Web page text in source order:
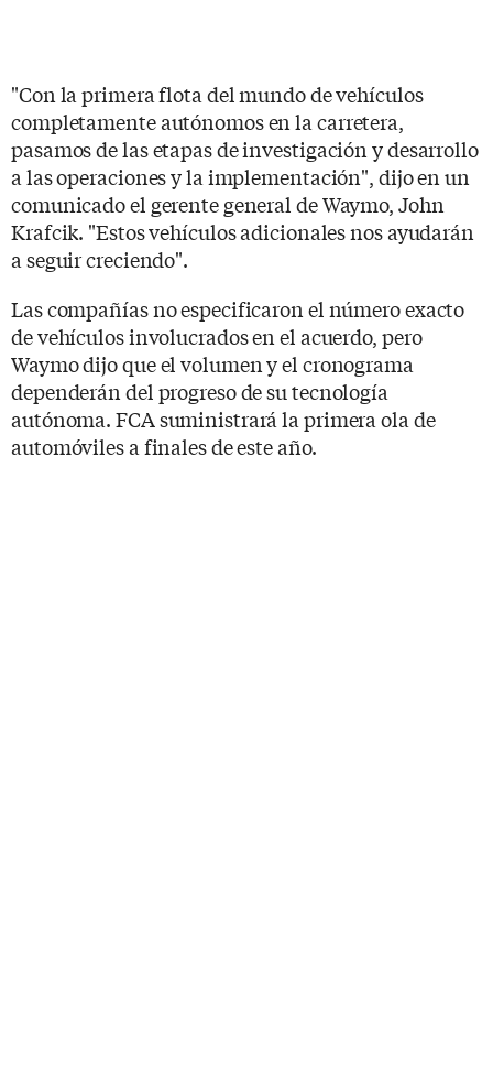
"Con la primera flota del mundo de vehículos
completamente autónomos en la carretera,
pasamos de las etapas de investigación y desarrollo
a las operaciones y la implementación", dijo en un
comunicado el gerente general de Waymo, John
Krafcik. "Estos vehículos adicionales nos ayudarán
a seguir creciendo".
Las compañías no especificaron el número exacto
de vehículos involucrados en el acuerdo, pero
Waymo dijo que el volumen y el cronograma
dependerán del progreso de su tecnología
autónoma. FCA suministrará la primera ola de
automóviles a finales de este año.